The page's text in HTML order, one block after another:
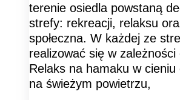
terenie osiedla powstaną
strefy: rekreacji, relaksu
społeczna. W każdej ze
realizować się w zależności
Relaks na hamaku w cieniu
na świeżym powietrzu,